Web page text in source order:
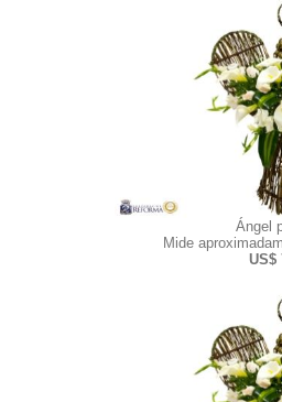
Ángel
Mide
US$